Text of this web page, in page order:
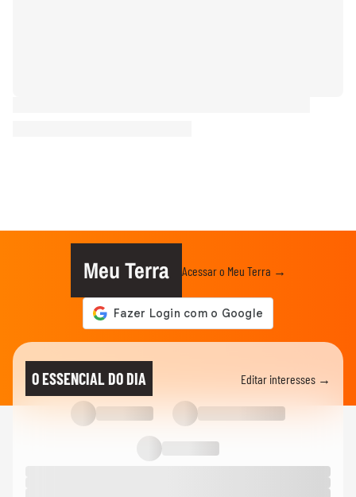
Meu Terra Acessar o Meu Terra →
O ESSENCIAL DO DIA Editar interesses →